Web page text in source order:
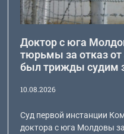
Доктор с юга
тюрьмы за отказ от
был трижды судим
10.08.2026
Суд первой инстанции
доктора с юга Молдовы